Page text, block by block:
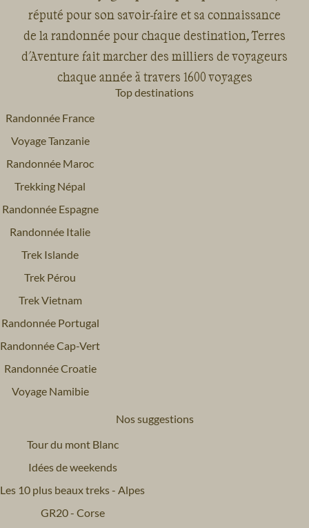
réputé pour son savoir-faire et sa connaissance
de la randonnée pour chaque destination, Terres
d'Aventure fait marcher des milliers de voyageurs
chaque année à travers 1600 voyages
Top destinations
Randonnée France
Voyage Tanzanie
Randonnée Maroc
Trekking Népal
Randonnée Espagne
Randonnée Italie
Trek Islande
Trek Pérou
Trek Vietnam
Randonnée Portugal
Randonnée Cap-Vert
Randonnée Croatie
Voyage Namibie
Nos suggestions
Tour du mont Blanc
Idées de weekends
Les 10 plus beaux treks - Alpes
GR20 - Corse